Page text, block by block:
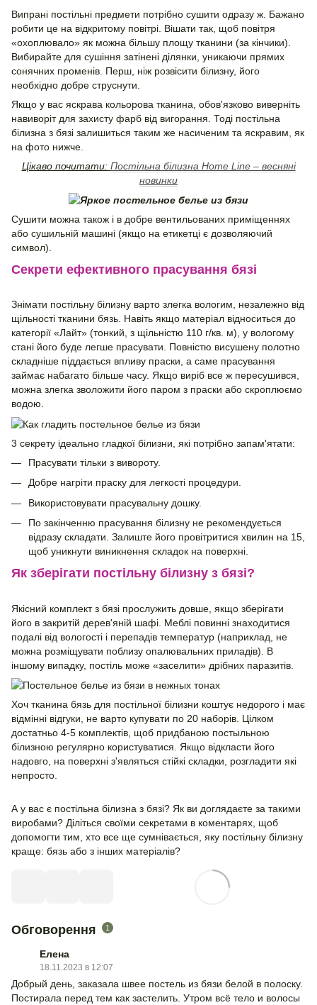
Випрані постільні предмети потрібно сушити одразу ж. Бажано
робити це на відкритому повітрі. Вішати так, щоб повітря
«охоплювало» як можна більшу площу тканини (за кінчики).
Вибирайте для сушіння затінені ділянки, уникаючи прямих
сонячних променів. Перш, ніж розвісити білизну, його
необхідно добре струснути.
Якщо у вас яскрава кольорова тканина, обов'язково виверніть
навиворіт для захисту фарб від вигорання. Тоді постільна
білизна з бязі залишиться таким же насиченим та яскравим, як
на фото нижче.
Цікаво почитати: Постільна білизна Home Line – весняні
новинки
Сушити можна також і в добре вентильованих приміщеннях
або сушильній машині (якщо на етикетці є дозволяючий
символ).
Секрети ефективного прасування бязі
Знімати постільну білизну варто злегка вологим, незалежно від
щільності тканини бязь. Навіть якщо матеріал відноситься до
категорії «Лайт» (тонкий, з щільністю 110 г/кв. м), у вологому
стані його буде легше прасувати. Повністю висушену полотно
складніше піддається впливу праски, а саме прасування
займає набагато більше часу. Якщо виріб все ж пересушився,
можна злегка зволожити його паром з праски або скроплюємо
водою.
3 секрету ідеально гладкої білизни, які потрібно запам'ятати:
Прасувати тільки з вивороту.
Добре нагріти праску для легкості процедури.
Використовувати прасувальну дошку.
По закінченню прасування білизну не рекомендується
відразу складати. Залиште його провітритися хвилин на 15,
щоб уникнути виникнення складок на поверхні.
Як зберігати постільну білизну з бязі?
Якісний комплект з бязі прослужить довше, якщо зберігати
його в закритій дерев'яній шафі. Меблі повинні знаходитися
подалі від вологості і перепадів температур (наприклад, не
можна розміщувати поблизу опалювальних приладів). В
іншому випадку, постіль може «заселити» дрібних паразитів.
Хоч тканина бязь для постільної білизни коштує недорого і має
відмінні відгуки, не варто купувати по 20 наборів. Цілком
достатньо 4-5 комплектів, щоб придбаною постыльною
білизною регулярно користуватися. Якщо відкласти його
надовго, на поверхні з'являться стійкі складки, розгладити які
непросто.
А у вас є постільна білизна з бязі? Як ви доглядаєте за такими
виробами? Діліться своїми секретами в коментарях, щоб
допомогти тим, хто все ще сумнівається, яку постільну білизну
краще: бязь або з інших матеріалів?
Обговорення 1
Елена
18.11.2023 в 12:07
Добрый день, заказала швее постель из бязи белой в полоску.
Постирала перед тем как застелить. Утром всё тело и волосы